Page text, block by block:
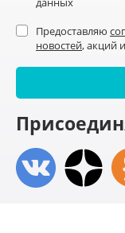
Предоставляю
новостей, акций